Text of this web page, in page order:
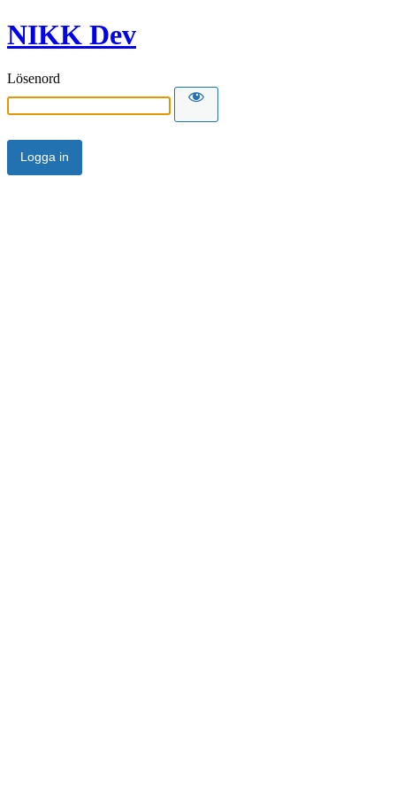
NIKK Dev
Lösenord